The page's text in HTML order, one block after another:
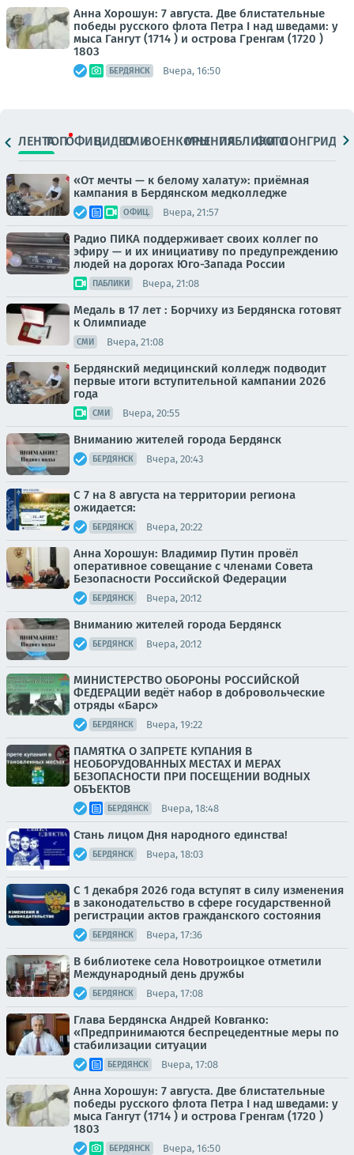
Анна Хорошун: 7 августа. Две блистательные
победы русского флота Петра I над шведами: у
мыса Гангут (1714 ) и острова Гренгам (1720 )
1803
БЕРДЯНСК Вчера, 16:50
ЛЕНТАТОПОФИЦ.ВИДЕОСМИВОЕНКОРЫМНЕНИЯПАБЛИКИ
ФОТОЛОНГРИДЫ
«От мечты — к белому халату»: приёмная
кампания в Бердянском медколледже
ОФИЦ. Вчера, 21:57
Радио ПИКА поддерживает своих коллег по
эфиру — и их инициативу по предупреждению
людей на дорогах Юго-Запада России
ПАБЛИКИ Вчера, 21:08
Медаль в 17 лет : Борчиху из Бердянска готовят
к Олимпиаде
СМИ Вчера, 21:08
Бердянский медицинский колледж подводит
первые итоги вступительной кампании 2026
года
СМИ Вчера, 20:55
Вниманию жителей города Бердянск
БЕРДЯНСК Вчера, 20:43
С 7 на 8 августа на территории региона
ожидается:
БЕРДЯНСК Вчера, 20:22
Анна Хорошун: Владимир Путин провёл
оперативное совещание с членами Совета
Безопасности Российской Федерации
БЕРДЯНСК Вчера, 20:12
Вниманию жителей города Бердянск
БЕРДЯНСК Вчера, 20:12
МИНИСТЕРСТВО ОБОРОНЫ РОССИЙСКОЙ
ФЕДЕРАЦИИ ведёт набор в добровольческие
отряды «Барс»
БЕРДЯНСК Вчера, 19:22
ПАМЯТКА О ЗАПРЕТЕ КУПАНИЯ В
НЕОБОРУДОВАННЫХ МЕСТАХ И МЕРАХ
БЕЗОПАСНОСТИ ПРИ ПОСЕЩЕНИИ ВОДНЫХ
ОБЪЕКТОВ
БЕРДЯНСК Вчера, 18:48
Стань лицом Дня народного единства!
БЕРДЯНСК Вчера, 18:03
С 1 декабря 2026 года вступят в силу изменения
в законодательство в сфере государственной
регистрации актов гражданского состояния
БЕРДЯНСК Вчера, 17:36
В библиотеке села Новотроицкое отметили
Международный день дружбы
БЕРДЯНСК Вчера, 17:08
Глава Бердянска Андрей Ковганко:
«Предпринимаются беспрецедентные меры по
стабилизации ситуации
БЕРДЯНСК Вчера, 17:08
Анна Хорошун: 7 августа. Две блистательные
победы русского флота Петра I над шведами: у
мыса Гангут (1714 ) и острова Гренгам (1720 )
1803
БЕРДЯНСК Вчера, 16:50